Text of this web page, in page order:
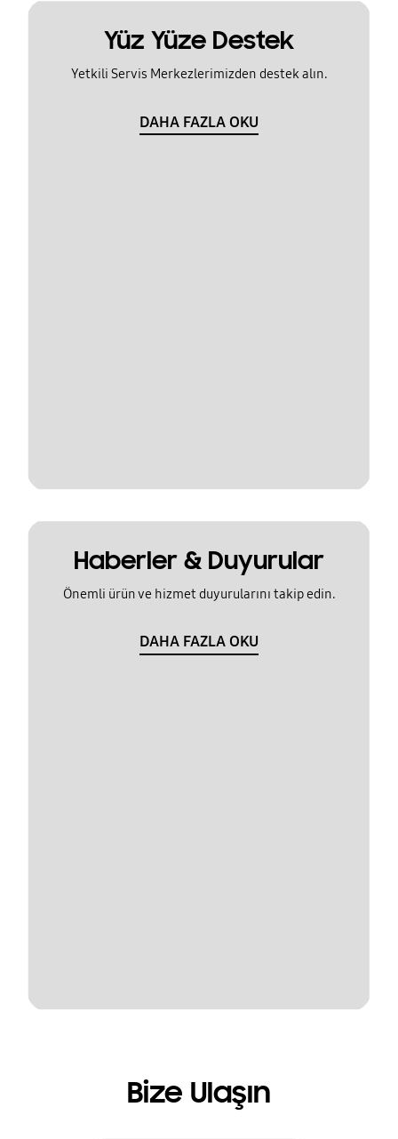
Yüz Yüze Destek
Yetkili Servis Merkezlerimizden destek alın.
DAHA FAZLA OKU
Haberler & Duyurular
Önemli ürün ve hizmet duyurularını takip edin.
DAHA FAZLA OKU
Bize Ulaşın